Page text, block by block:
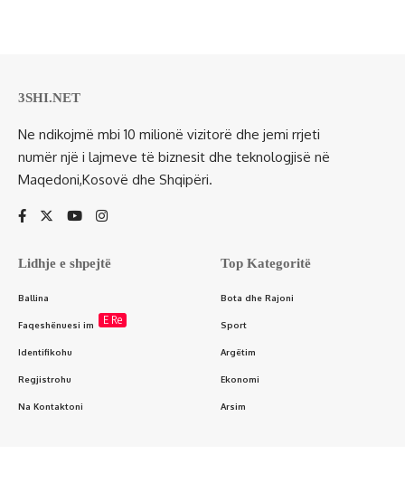
3SHI.NET
Ne ndikojmë mbi 10 milionë vizitorë dhe jemi rrjeti
numër një i lajmeve të biznesit dhe teknologjisë në
Maqedoni,Kosovë dhe Shqipëri.
Lidhje e shpejtë
Ballina
Faqeshënuesi im E Re
Identifikohu
Regjistrohu
Na Kontaktoni
Top Kategoritë
Bota dhe Rajoni
Sport
Argëtim
Ekonomi
Arsim